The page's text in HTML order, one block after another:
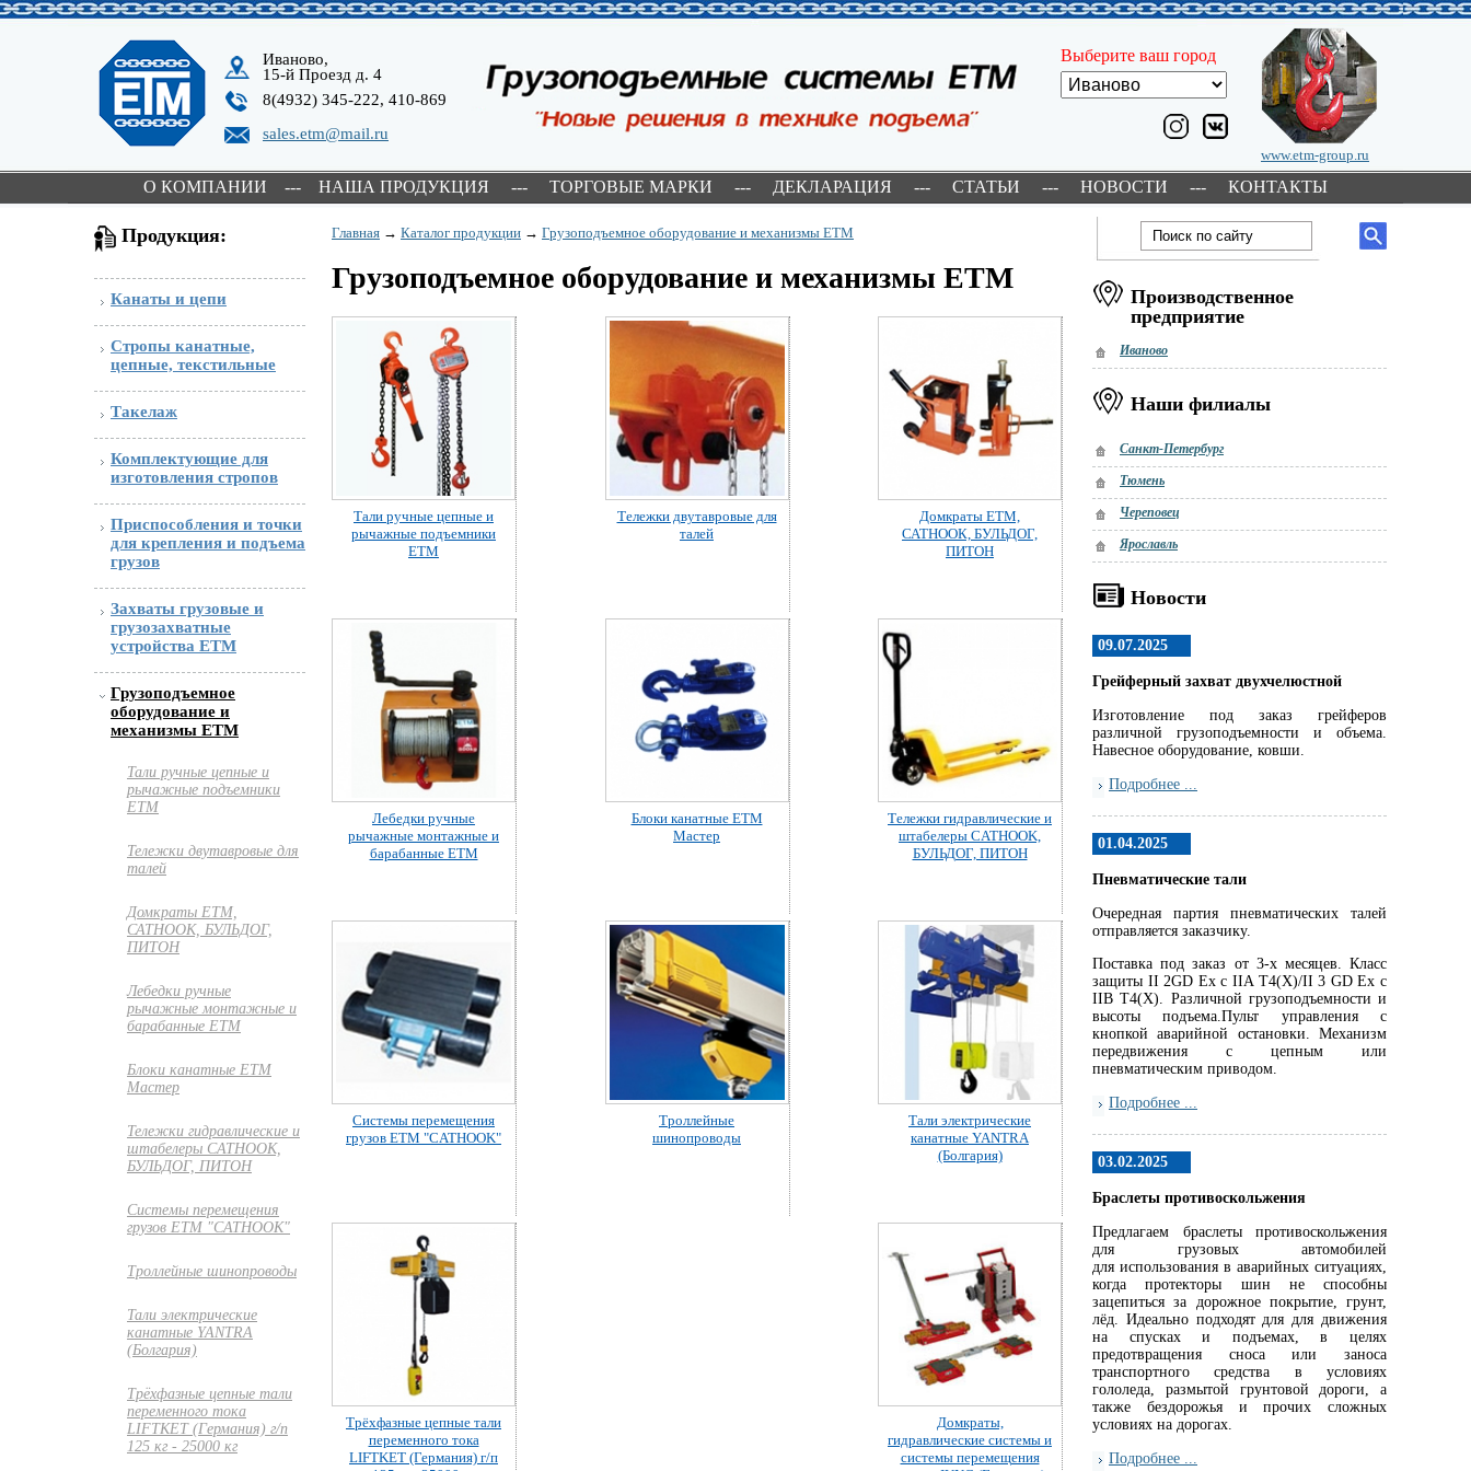
Иваново,
15-й Проезд д. 4
8(4932) 345-222, 410-869
sales.etm@mail.ru
www.etm-group.ru
О КОМПАНИИ --- НАША ПРОДУКЦИЯ --- ТОРГОВЫЕ МАРКИ --- ДЕКЛАРАЦИЯ --- СТАТЬИ --- НОВОСТИ --- КОНТАКТЫ
Выберите ваш город
Продукция:
Канаты и цепи
Стропы канатные,
цепные, текстильные
Такелаж
Комплектующие для
изготовления стропов
Приспособления и точки
для крепления и подъема
грузов
Захваты грузовые и
грузозахватные
устройства ETM
Грузоподъемное
оборудование и
механизмы ETM
Тали ручные цепные и
рычажные подъемники
ЕТМ
Тележки двутавровые для
талей
Домкраты ЕТМ,
САТНООК, БУЛЬДОГ,
ПИТОН
Лебедки ручные
рычажные монтажные и
барабанные ETM
Блоки канатные ETM
Мастер
Тележки гидравлические и
штабелеры CATHOOK,
БУЛЬДОГ, ПИТОН
Системы перемещения
грузов ЕТМ "CATHOOK"
Троллейные шинопроводы
Тали электрические
канатные YANTRA
(Болгария)
Трёхфазные цепные тали
переменного тока
LIFTKET (Германия) г/п
125 кг - 25000 кг
Главная → Каталог продукции → Грузоподъемное оборудование и механизмы ETM
Грузоподъемное оборудование и механизмы ETM
Тали ручные цепные и
рычажные подъемники
ЕТМ
Тележки двутавровые для
талей
Домкраты ЕТМ,
САТНООК, БУЛЬДОГ,
ПИТОН
Лебедки ручные
рычажные монтажные и
барабанные ETM
Блоки канатные ETM
Мастер
Тележки гидравлические и
штабелеры CATHOOK,
БУЛЬДОГ, ПИТОН
Системы перемещения
грузов ЕТМ "CATHOOK"
Троллейные
шинопроводы
Тали электрические
канатные YANTRA
(Болгария)
Трёхфазные цепные тали
переменного тока
LIFTKET (Германия) г/п
Домкраты,
гидравлические системы и
системы перемещения
Производственное
предприятие
Иваново
Наши филиалы
Санкт-Петербург
Тюмень
Череповец
Ярославль
Новости
09.07.2025
Грейферный захват двухчелюстной
Изготовление под заказ грейферов
различной грузоподъемности и объема.
Навесное оборудование, ковши.
Подробнее ...
01.04.2025
Пневматические тали
Очередная партия пневматических талей
отправляется заказчику.
Поставка под заказ от 3-х месяцев. Класс
защиты II 2GD Ex c IIA T4(X)/II 3 GD Ex c
IIB T4(X). Различной грузоподъемности и
высоты подъема.Пульт управления с
кнопкой аварийной остановки. Механизм
передвижения с цепным или
пневматическим приводом.
Подробнее ...
03.02.2025
Браслеты противоскольжения
Предлагаем браслеты противоскольжения
для грузовых автомобилей
для использования в аварийных ситуациях,
когда протекторы шин не способны
зацепиться за дорожное покрытие, грунт,
лёд. Идеально подходят для для движения
на спусках и подъемах, в целях
предотвращения сноса или заноса
транспортного средства в условиях
гололеда, размытой грунтовой дороги, а
также бездорожья и прочих сложных
условиях на дорогах.
Подробнее ...